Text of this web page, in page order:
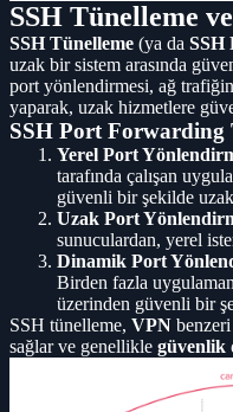
SSH Tünelleme
SSH Tünelleme (ya da SSH
uzak bir sistem arasında
port yönlendirmesi, ağ
yaparak, uzak hizmetlere
SSH Port Forwarding
Yerel Port
tarafında çalışan
güvenli bir şekilde
Uzak Port
sunuculardan, yerel
Dinamik Port
Birden fazla
üzerinden güvenli bir
SSH tünelleme, VPN
sağlar ve genellikle güvenlik